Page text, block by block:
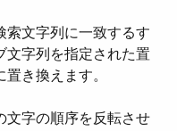
索文字列に一致するす
文字列を指定された置
き換えます。
文字の順序を反転させ